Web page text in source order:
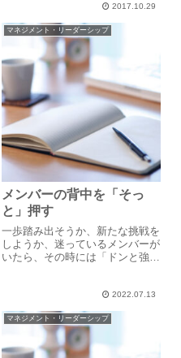
いしながら自己採点しています
が、「できないところは可能性」
といつもお伝えすると、「可能性
2017.10.29
マネジメント・リーダーシップ
メンバーの背中を「そっ
と」押す
一歩踏み出そうか、新たな挑戦を
しようか、迷っているメンバーが
いたら、その時には「ドンと強く
たいものです。「やらないと始ま
らないだろう？」「チャレンジし
ないと成長ないよ」などの強い
2022.07.13
マネジメント・リーダーシップ